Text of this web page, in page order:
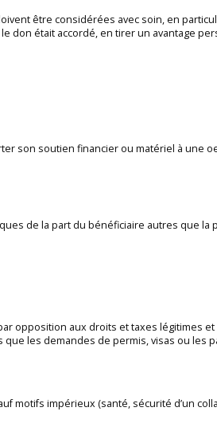
être considérées avec soin, en
don était accordé, en tirer un avantage
son soutien financier ou matériel à une
de la part du bénéficiaire autres que la
opposition aux droits et taxes légitimes
les demandes de permis, visas ou les
motifs impérieux (santé, sécurité d’un